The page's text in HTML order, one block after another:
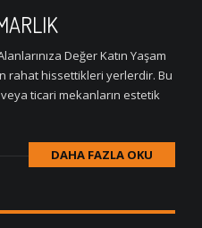
Değer Katın Yaşam
rahat hissettikleri yerlerdir. Bu
ticari mekanların estetik
DAHA FAZLA OKU